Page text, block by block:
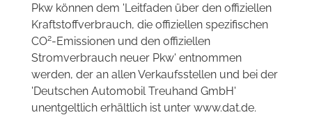
Pkw können dem 'Leitfaden über den offiziellen
Kraftstoffverbrauch, die offiziellen spezifischen
CO2-Emissionen und den offiziellen
Stromverbrauch neuer Pkw' entnommen
werden, der an allen Verkaufsstellen und bei der
'Deutschen Automobil Treuhand GmbH'
unentgeltlich erhältlich ist unter www.dat.de.